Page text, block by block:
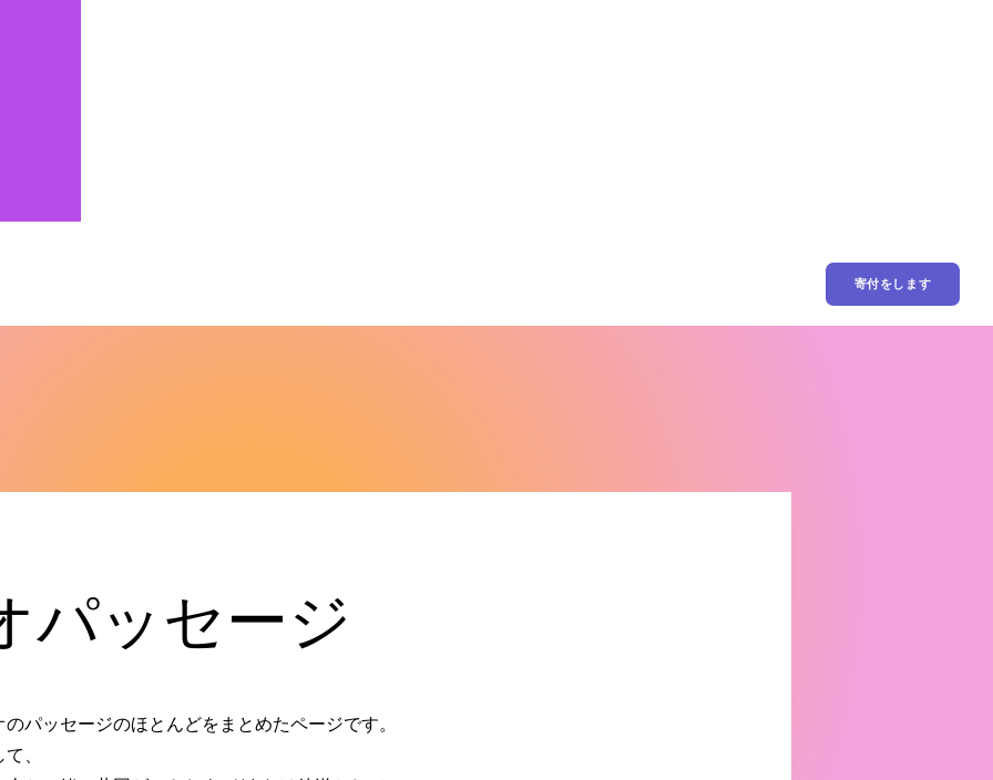
寄付をします
パッセージ
パッセージのほとんどをまとめたページです。
、